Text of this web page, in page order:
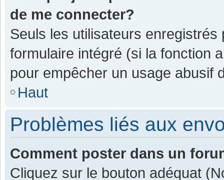
de me connecter?
Seuls les utilisateurs enregistrés
formulaire intégré (si la fonction
pour empêcher un usage abusif
Haut
Problèmes liés aux
Comment poster dans un
Cliquez sur le bouton adéquat